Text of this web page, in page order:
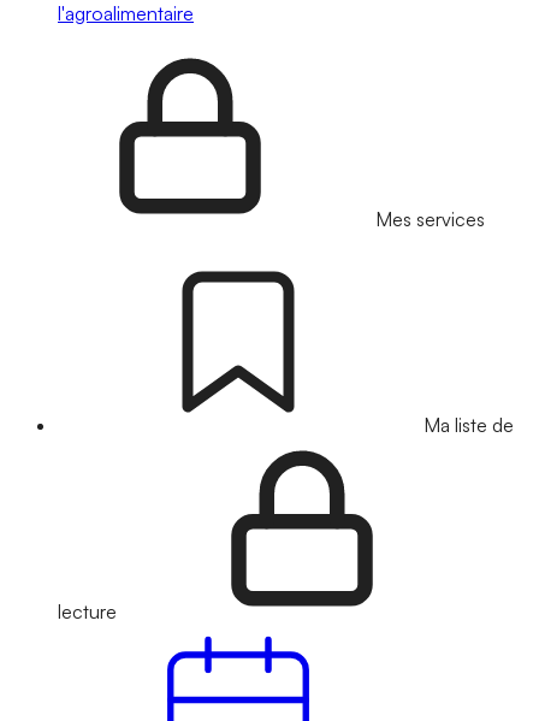
l'agroalimentaire
Mes services
Ma liste de
lecture